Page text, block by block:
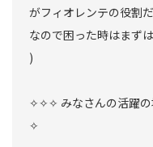
がフィオレンテの役割
なので困った時はまず
)
✧✧✧ みなさんの活躍
✧